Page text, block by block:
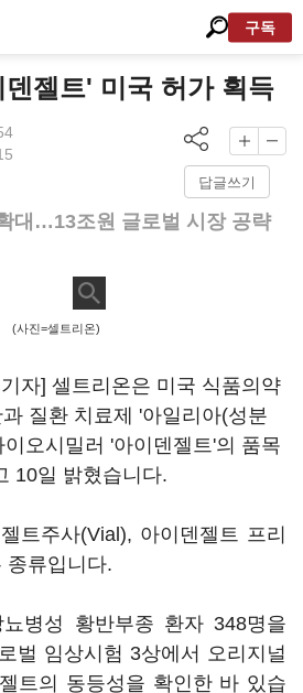
구독
젤트' 미국 허가 획득
답글쓰기
대…13조원 글로벌 시장 공략
(사진=셀트리온)
자] 셀트리온은 미국 식품의약
질환 치료제 '아일리아(성분
오시밀러 '아이덴젤트'의 품목
10일 밝혔습니다.
트주사(Vial), 아이덴젤트 프리
종류입니다.
병성 황반부종 환자 348명을
벌 임상시험 3상에서 오리지널
트의 동등성을 확인한 바 있습